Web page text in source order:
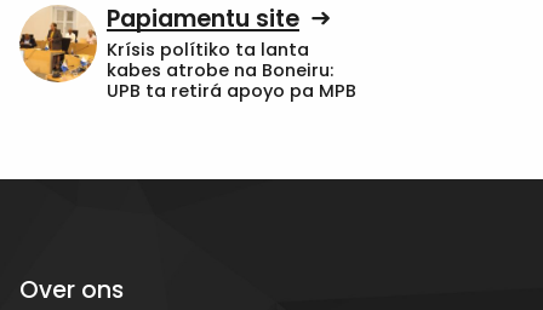
Papiamentu site
Krísis polítiko ta lanta
kabes atrobe na Boneiru:
UPB ta retirá apoyo pa MPB
Over ons